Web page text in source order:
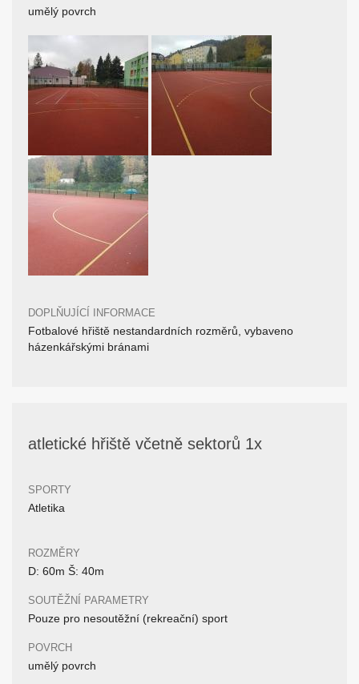
umělý povrch
DOPLŇUJÍCÍ INFORMACE
Fotbalové hřiště nestandardních rozměrů, vybaveno
házenkářskými bránami
atletické hřiště včetně sektorů 1x
SPORTY
Atletika
ROZMĚRY
D: 60m Š: 40m
SOUTĚŽNÍ PARAMETRY
Pouze pro nesoutěžní (rekreační) sport
POVRCH
umělý povrch